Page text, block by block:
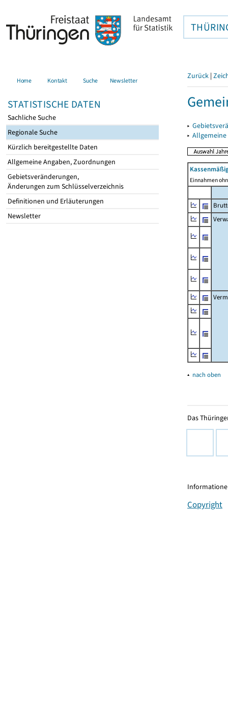
Home Kontakt Suche Newsletter
STATISTISCHE DATEN
Sachliche Suche
Regionale Suche
Kürzlich bereitgestellte Daten
Allgemeine Angaben, Zuordnungen
Gebietsveränderungen,
Änderungen zum Schlüsselverzeichnis
Definitionen und Erläuterungen
Newsletter
Zurück |
▸
▸
Einnahmen
▴ nach oben
Das
Copyright